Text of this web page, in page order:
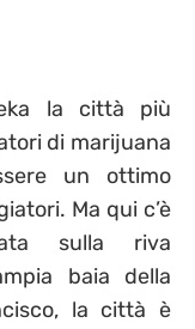
la città più
di marijuana
un ottimo
Ma qui c’è
sulla riva
baia della
la città è